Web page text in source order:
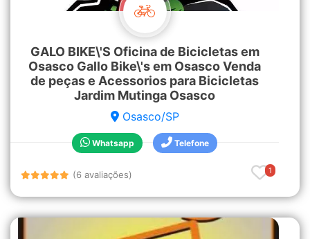
GALO BIKE\'S Oficina de Bicicletas em
Osasco Gallo Bike\'s em Osasco Venda
de peças e Acessorios para Bicicletas
Jardim Mutinga Osasco
Osasco/SP
Whatsapp Telefone
(6 avaliações) 1